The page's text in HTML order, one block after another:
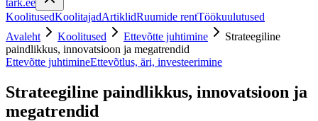
tark.ee
KoolitusedKoolitajadArtiklidRuumide rentTöökuulutused
Avaleht
Koolitused Ettevõtte juhtimine
Strateegiline
paindlikkus, innovatsioon ja megatrendid
Ettevõtte juhtimineEttevõtlus, äri, investeerimine
Strateegiline paindlikkus, innovatsioon ja
megatrendid